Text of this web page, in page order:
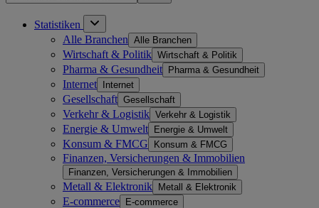
Statistiken
Alle Branchen Alle Branchen
Wirtschaft & Politik Wirtschaft & Politik
Pharma & Gesundheit Pharma & Gesundheit
Internet Internet
Gesellschaft Gesellschaft
Verkehr & Logistik Verkehr & Logistik
Energie & Umwelt Energie & Umwelt
Konsum & FMCG Konsum & FMCG
Finanzen, Versicherungen & Immobilien
Finanzen, Versicherungen & Immobilien
Metall & Elektronik Metall & Elektronik
E-commerce E-commerce